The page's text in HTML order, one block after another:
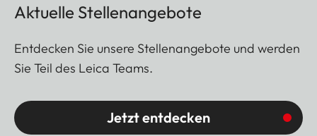
Aktuelle Stellenangebote
Entdecken Sie unsere Stellenangebote und werden
Sie Teil des Leica Teams.
Jetzt entdecken